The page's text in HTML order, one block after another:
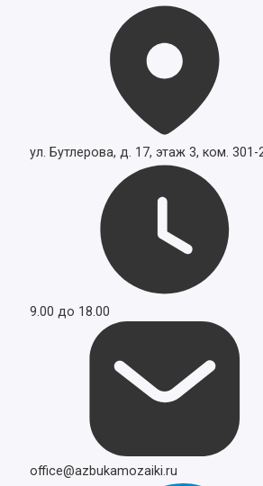
ул. Бутлерова, д. 17, этаж 3, ком. 301-
9.00 до 18.00
office@azbukamozaiki.ru